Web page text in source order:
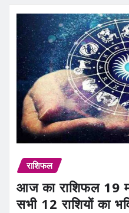
राशिफल
आज का राशिफल 19
सभी 12 राशियों का